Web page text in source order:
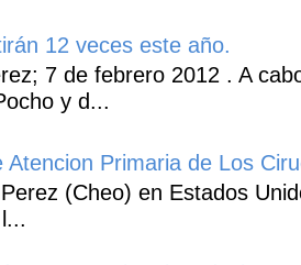
12 veces este año.
7 de febrero 2012 . A
y d...
Primaria de Los
(Cheo) en Estados